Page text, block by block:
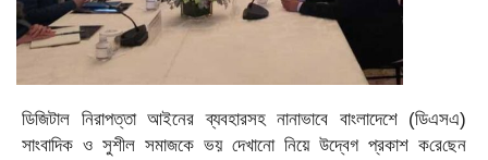
ডিজিটাল নিরাপত্তা আইনের ব্যবহারসহ নানাভাবে বাংলাদেশে (ডিএসএ)
সাংবাদিক ও সুশীল সমাজকে ভয় দেখানো নিয়ে উদ্বেগ প্রকাশ ক‌রে‌ছেন